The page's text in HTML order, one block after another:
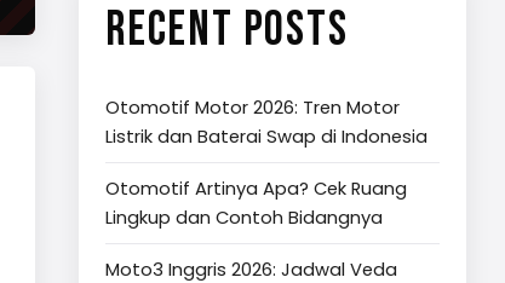
RECENT POSTS
Otomotif Motor 2026: Tren Motor
Listrik dan Baterai Swap di Indonesia
Otomotif Artinya Apa? Cek Ruang
Lingkup dan Contoh Bidangnya
Moto3 Inggris 2026: Jadwal Veda